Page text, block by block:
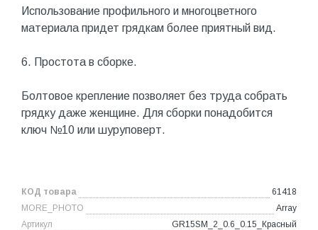
Использование профильного и многоцветного
материала придет грядкам более приятный вид.
6. Простота в сборке.
Болтовое крепление позволяет без труда собрать
грядку даже женщине. Для сборки понадобится
ключ №10 или шуруповерт.
КОД товара
61418
MORE_PHOTO
Array
Артикул
GR15SM_2_0.6_0.15_Красный